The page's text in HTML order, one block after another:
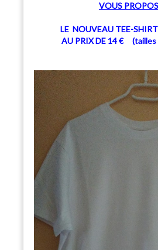
VOUS
LE NOUVEAU TEE-
AU PRIX DE 14 € (tailles